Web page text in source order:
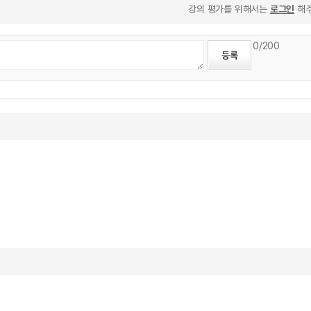
강의 평가를 위해서는 로그인 해
0/200